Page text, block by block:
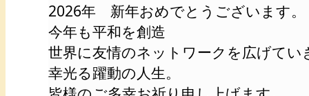
2026年 新年おめでとうございます。
今年も平和を創造
世界に友情のネットワークを広げてい
幸光る躍動の人生。